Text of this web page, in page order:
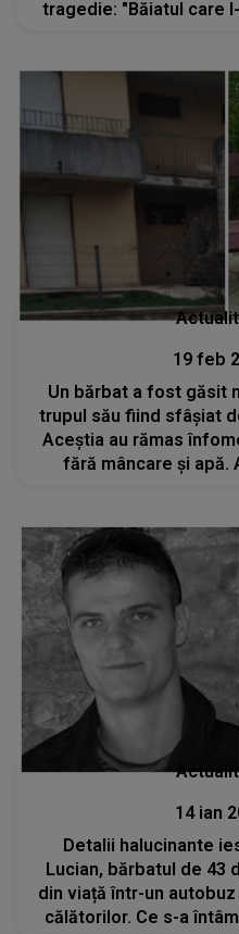
tragedie: "Băiatul care
19 feb
Un bărbat a fost găsit
trupul său fiind sfâșiat
Aceștia au rămas
fără mâncare și apă.
14 ian
Detalii halucinante
Lucian, bărbatul de 43
din viață într-un
călătorilor. Ce s-a